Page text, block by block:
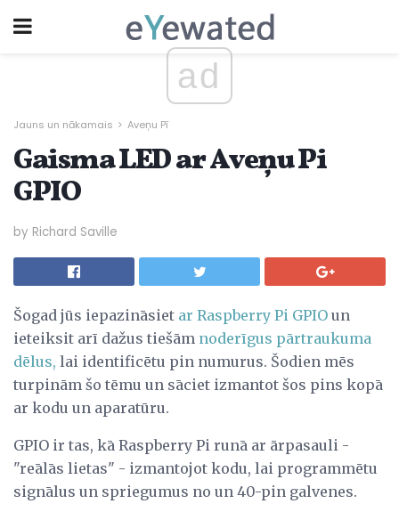
ad
Jauns un nākamais Aveņu Pī
Gaisma LED ar Aveņu Pi
GPIO
by Richard Saville
Šogad jūs iepazināsiet ar Raspberry Pi GPIO un
ieteiksit arī dažus tiešām noderīgus pārtraukuma
dēlus, lai identificētu pin numurus. Šodien mēs
turpinām šo tēmu un sāciet izmantot šos pins kopā
ar kodu un aparatūru.
GPIO ir tas, kā Raspberry Pi runā ar ārpasauli -
"reālās lietas" - izmantojot kodu, lai programmētu
signālus un spriegumus no un 40-pin galvenes.